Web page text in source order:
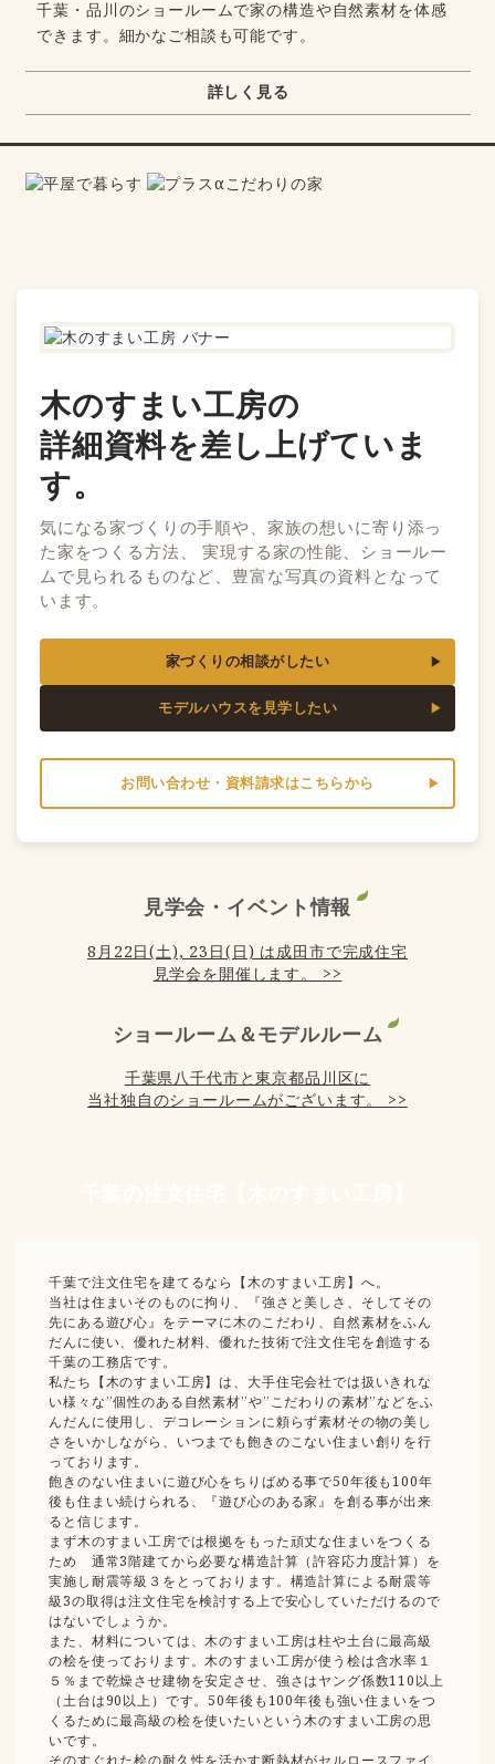
千葉・品川のショールームで家の構造や自然素材を体感
できます。細かなご相談も可能です。
詳しく見る
木のすまい工房の
詳細資料を差し上げていま
す。
気になる家づくりの手順や、家族の想いに寄り添っ
た家をつくる方法、 実現する家の性能、ショールー
ムで見られるものなど、豊富な写真の資料となって
います。
家づくりの相談がしたい
モデルハウスを見学したい
お問い合わせ・資料請求はこちらから
見学会・イベント情報
8月22日(土), 23日(日) は成田市で完成住宅
見学会を開催します。 >>
ショールーム＆モデルルーム
千葉県八千代市と東京都品川区に
当社独自のショールームがございます。 >>
千葉で注文住宅を建てるなら【木のすまい工房】へ。
当社は住まいそのものに拘り、『強さと美しさ、そしてその
先にある遊び心』をテーマに木のこだわり、自然素材をふん
だんに使い、優れた材料、優れた技術で注文住宅を創造する
千葉の工務店です。
私たち【木のすまい工房】は、大手住宅会社では扱いきれな
い様々な”個性のある自然素材”や”こだわりの素材”などをふ
んだんに使用し、デコレーションに頼らず素材その物の美し
さをいかしながら、いつまでも飽きのこない住まい創りを行
っております。
飽きのない住まいに遊び心をちりばめる事で50年後も100年
後も住まい続けられる、『遊び心のある家』を創る事が出来
ると信じます。
まず木のすまい工房では根拠をもった頑丈な住まいをつくる
ため 通常3階建てから必要な構造計算（許容応力度計算）を
実施し耐震等級３をとっております。構造計算による耐震等
級3の取得は注文住宅を検討する上で安心していただけるので
はないでしょうか。
また、材料については、木のすまい工房は柱や土台に最高級
の桧を使っております。木のすまい工房が使う桧は含水率１
５％まで乾燥させ建物を安定させ、強さはヤング係数110以上
（土台は90以上）です。50年後も100年後も強い住まいをつ
くるために最高級の桧を使いたいという木のすまい工房の思
いです。